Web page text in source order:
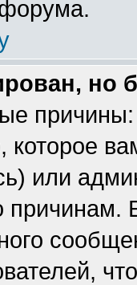
но
которое
или